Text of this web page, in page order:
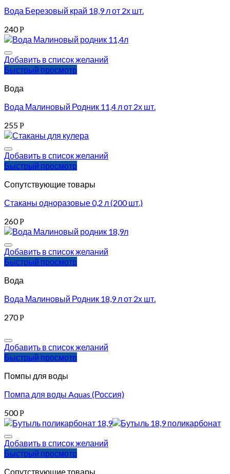
Вода Березовый край 18,9 л от 2х шт.
240Р
Добавить в список желаний
Быстрый просмотр
Вода
Вода Малиновый Родник 11,4 л от 2х шт.
255Р
Добавить в список желаний
Быстрый просмотр
Сопутствующие товары
Стаканы одноразовые 0,2 л (200 шт.)
260Р
Добавить в список желаний
Быстрый просмотр
Вода
Вода Малиновый Родник 18,9 л от 2х шт.
270Р
Добавить в список желаний
Быстрый просмотр
Помпы для воды
Помпа для воды Aquas (Россия)
500Р
Добавить в список желаний
Быстрый просмотр
Сопутствующие товары